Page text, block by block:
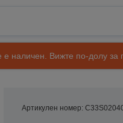
е наличен. Вижте по-долу
Артикулен номер: